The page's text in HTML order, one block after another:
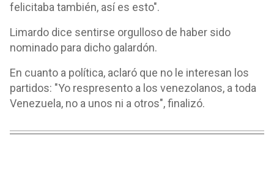
felicitaba también, así es esto".
Limardo dice sentirse orgulloso de haber sido
nominado para dicho galardón.
En cuanto a política, aclaró que no le interesan los
partidos: "Yo respresento a los venezolanos, a toda
Venezuela, no a unos ni a otros", finalizó.